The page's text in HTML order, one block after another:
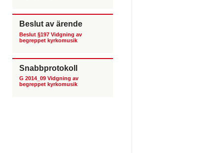
Beslut av ärende
Beslut §197 Vidgning av
begreppet kyrkomusik
Snabbprotokoll
G 2014_09 Vidgning av
begreppet kyrkomusik